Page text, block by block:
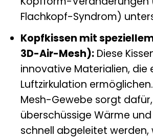
Flachkopf-Syndrom)
Kopfkissen mit
3D-Air-Mesh):Diese
innovative Materialien, die
Luftzirkulation
Mesh-Gewebe sorgt
überschüssige Wärme
schnell abgeleitet werden,